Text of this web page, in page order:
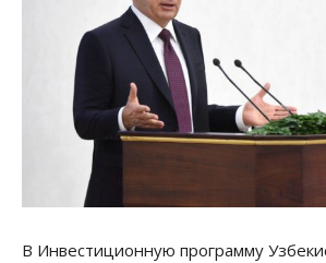
В Инвестиционную программу